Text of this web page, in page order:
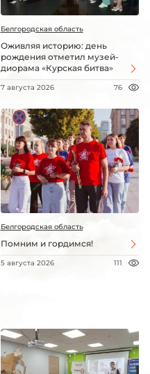
Белгородская область
Оживляя историю: день
рождения отметил музей-
диорама «Курская битва»
7 августа 2026 76
Белгородская область
Помним и гордимся!
5 августа 2026 111